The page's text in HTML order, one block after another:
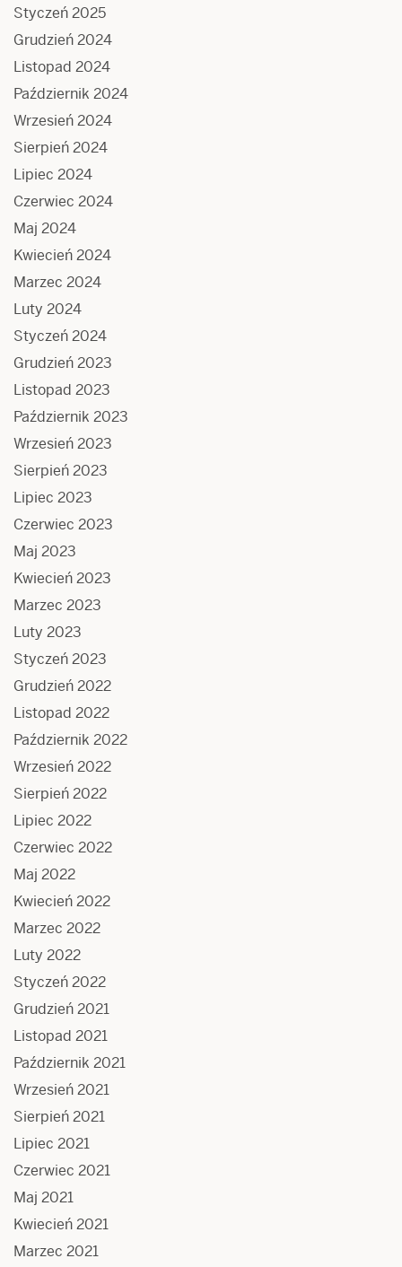
Styczeń 2025
Grudzień 2024
Listopad 2024
Październik 2024
Wrzesień 2024
Sierpień 2024
Lipiec 2024
Czerwiec 2024
Maj 2024
Kwiecień 2024
Marzec 2024
Luty 2024
Styczeń 2024
Grudzień 2023
Listopad 2023
Październik 2023
Wrzesień 2023
Sierpień 2023
Lipiec 2023
Czerwiec 2023
Maj 2023
Kwiecień 2023
Marzec 2023
Luty 2023
Styczeń 2023
Grudzień 2022
Listopad 2022
Październik 2022
Wrzesień 2022
Sierpień 2022
Lipiec 2022
Czerwiec 2022
Maj 2022
Kwiecień 2022
Marzec 2022
Luty 2022
Styczeń 2022
Grudzień 2021
Listopad 2021
Październik 2021
Wrzesień 2021
Sierpień 2021
Lipiec 2021
Czerwiec 2021
Maj 2021
Kwiecień 2021
Marzec 2021